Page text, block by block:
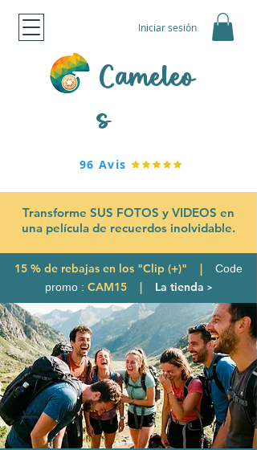
Cameleo
s
Iniciar sesión
96 Avis
Transforme SUS FOTOS y VIDEOS en
una película de recuerdos inolvidable.
15 % de rebajas en los "Clip (+)" | Code
promo : CAM15 | La tienda >